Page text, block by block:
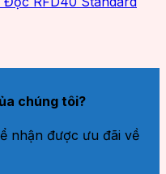
chúng tôi?
nhận được ưu đãi về